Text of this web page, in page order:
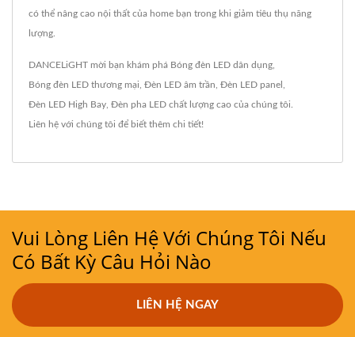
có thể nâng cao nội thất của home bạn trong khi giảm tiêu thụ năng
lượng.
DANCELiGHT mời bạn khám phá Bóng đèn LED dân dụng
Bóng đèn LED thương mại Đèn LED âm trần Đèn LED panel
Đèn LED High Bay Đèn pha LED chất lượng cao của chúng tôi.
Liên hệ với chúng tôi để biết thêm chi tiết!
Vui Lòng Liên Hệ Với Chúng Tôi Nếu
Có Bất Kỳ Câu Hỏi Nào
LIÊN HỆ NGAY